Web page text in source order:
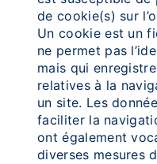
de cookie(s) sur
Un cookie est un
ne permet pas
mais qui
relatives à la
un site. Les
faciliter la
ont également
diverses mesures